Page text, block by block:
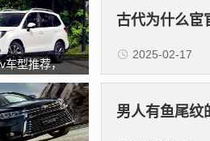
车型推荐，
城市四驱
古代为什么宦
2025-02-17
男人有鱼尾纹